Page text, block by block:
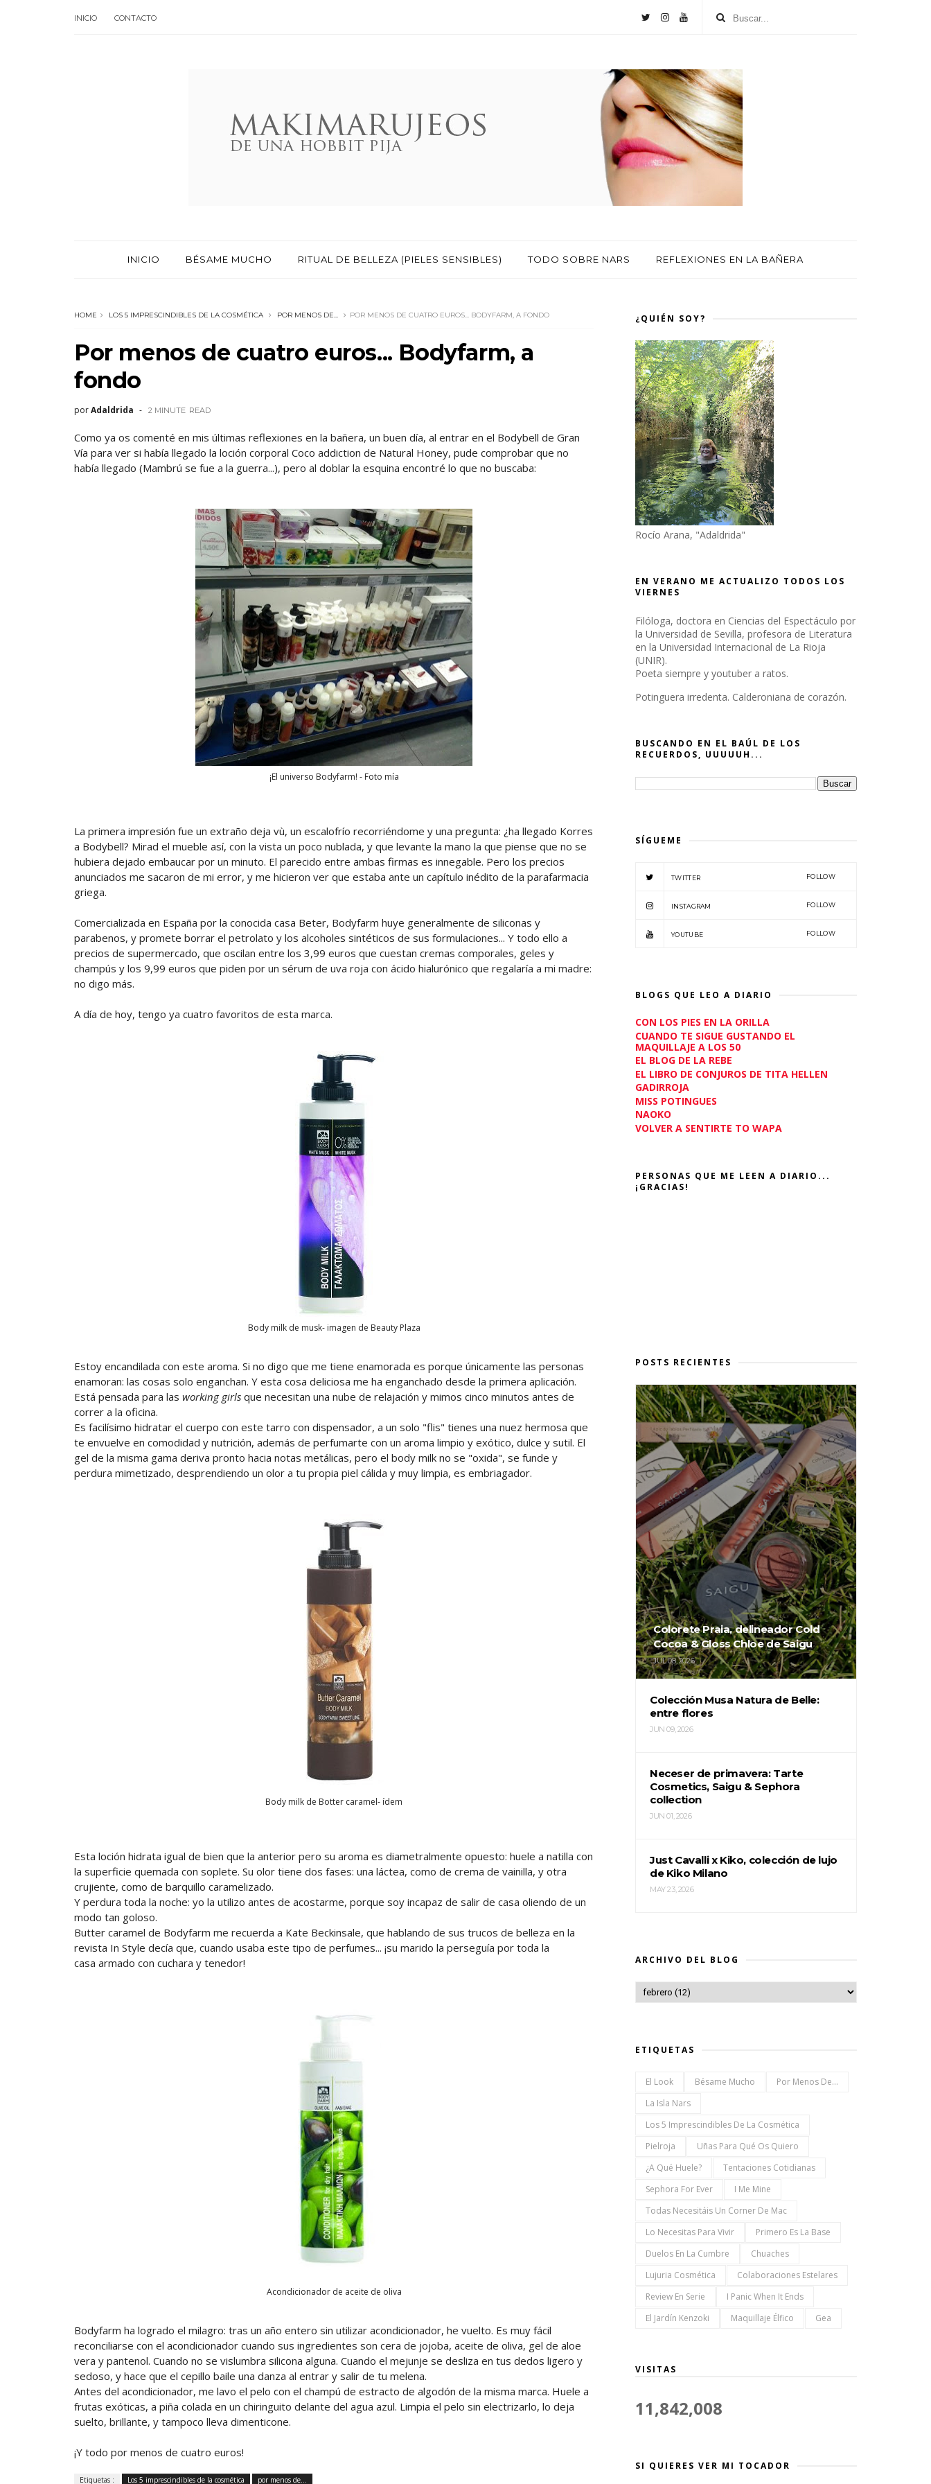
INICIO CONTACTO
INICIO BÉSAME MUCHO RITUAL DE BELLEZA (PIELES SENSIBLES) TODO SOBRE NARS REFLEXIONES EN LA BAÑERA
HOME LOS 5 IMPRESCINDIBLES DE LA COSMÉTICA POR MENOS DE... POR MENOS DE CUATRO EUROS... BODYFARM, A FONDO
Por menos de cuatro euros... Bodyfarm, a
fondo
porAdaldrida 2 MINUTE READ
Como ya os comenté en mis últimas reflexiones en la bañera, un buen día, al entrar en el Bodybell de Gran
Vía para ver si había llegado la loción corporal Coco addiction de Natural Honey, pude comprobar que no
había llegado (Mambrú se fue a la guerra...), pero al doblar la esquina encontré lo que no buscaba:
¡El universo Bodyfarm! - Foto mía
La primera impresión fue un extraño deja vù, un escalofrío recorriéndome y una pregunta: ¿ha llegado Korres
a Bodybell? Mirad el mueble así, con la vista un poco nublada, y que levante la mano la que piense que no se
hubiera dejado embaucar por un minuto. El parecido entre ambas firmas es innegable. Pero los precios
anunciados me sacaron de mi error, y me hicieron ver que estaba ante un capítulo inédito de la parafarmacia
griega.
Comercializada en España por la conocida casa Beter, Bodyfarm huye generalmente de siliconas y
parabenos, y promete borrar el petrolato y los alcoholes sintéticos de sus formulaciones... Y todo ello a
precios de supermercado, que oscilan entre los 3,99 euros que cuestan cremas comporales, geles y
champús y los 9,99 euros que piden por un sérum de uva roja con ácido hialurónico que regalaría a mi madre:
no digo más.
A día de hoy, tengo ya cuatro favoritos de esta marca.
Body milk de musk- imagen de Beauty Plaza
Estoy encandilada con este aroma. Si no digo que me tiene enamorada es porque únicamente las personas
enamoran: las cosas solo enganchan. Y esta cosa deliciosa me ha enganchado desde la primera aplicación.
Está pensada para las working girls que necesitan una nube de relajación y mimos cinco minutos antes de
correr a la oficina.
Es facilísimo hidratar el cuerpo con este tarro con dispensador, a un solo "flis" tienes una nuez hermosa que
te envuelve en comodidad y nutrición, además de perfumarte con un aroma limpio y exótico, dulce y sutil. El
gel de la misma gama deriva pronto hacia notas metálicas, pero el body milk no se "oxida", se funde y
perdura mimetizado, desprendiendo un olor a tu propia piel cálida y muy limpia, es embriagador.
Body milk de Botter caramel- ídem
Esta loción hidrata igual de bien que la anterior pero su aroma es diametralmente opuesto: huele a natilla con
la superficie quemada con soplete. Su olor tiene dos fases: una láctea, como de crema de vainilla, y otra
crujiente, como de barquillo caramelizado.
Y perdura toda la noche: yo la utilizo antes de acostarme, porque soy incapaz de salir de casa oliendo de un
modo tan goloso.
Butter caramel de Bodyfarm me recuerda a Kate Beckinsale, que hablando de sus trucos de belleza en la
revista In Style decía que, cuando usaba este tipo de perfumes... ¡su marido la perseguía por toda la
casa armado con cuchara y tenedor!
Acondicionador de aceite de oliva
Bodyfarm ha logrado el milagro: tras un año entero sin utilizar acondicionador, he vuelto. Es muy fácil
reconciliarse con el acondicionador cuando sus ingredientes son cera de jojoba, aceite de oliva, gel de aloe
vera y pantenol. Cuando no se vislumbra silicona alguna. Cuando el mejunje se desliza en tus dedos ligero y
sedoso, y hace que el cepillo baile una danza al entrar y salir de tu melena.
Antes del acondicionador, me lavo el pelo con el champú de estracto de algodón de la misma marca. Huele a
frutas exóticas, a piña colada en un chiringuito delante del agua azul. Limpia el pelo sin electrizarlo, lo deja
suelto, brillante, y tampoco lleva dimenticone.
¡Y todo por menos de cuatro euros!
Etiquetas : Los 5 imprescindibles de la cosmética por menos de...
¿QUIÉN SOY?
Rocío Arana, "Adaldrida"
EN VERANO ME ACTUALIZO TODOS LOS
VIERNES
Filóloga, doctora en Ciencias del Espectáculo por
la Universidad de Sevilla, profesora de Literatura
en la Universidad Internacional de La Rioja
(UNIR).
Poeta siempre y youtuber a ratos.
Potinguera irredenta. Calderoniana de corazón.
BUSCANDO EN EL BAÚL DE LOS
RECUERDOS, UUUUUH...
SÍGUEME
TWITTER FOLLOW
INSTAGRAM FOLLOW
YOUTUBE FOLLOW
BLOGS QUE LEO A DIARIO
CON LOS PIES EN LA ORILLA
CUANDO TE SIGUE GUSTANDO EL
MAQUILLAJE A LOS 50
EL BLOG DE LA REBE
EL LIBRO DE CONJUROS DE TITA HELLEN
GADIRROJA
MISS POTINGUES
NAOKO
VOLVER A SENTIRTE TO WAPA
PERSONAS QUE ME LEEN A DIARIO...
¡GRACIAS!
POSTS RECIENTES
Colorete Praia, delineador Cold
Cocoa & Gloss Chloe de Saigu
JUL 08, 2026
Colección Musa Natura de Belle:
entre flores
JUN 09, 2026
Neceser de primavera: Tarte
Cosmetics, Saigu & Sephora
collection
JUN 01, 2026
Just Cavalli x Kiko, colección de lujo
de Kiko Milano
MAY 23, 2026
ARCHIVO DEL BLOG
ETIQUETAS
El Look Bésame Mucho
Por Menos De...
La Isla Nars
Los 5 Imprescindibles De La Cosmética
Pielroja
Uñas Para Qué Os Quiero
¿a Qué Huele?
Tentaciones Cotidianas
Sephora For Ever
I Me Mine
Todas Necesitáis Un Corner De Mac
Lo Necesitas Para Vivir
Primero Es La Base
Duelos En La Cumbre
Chuaches
Lujuria Cosmética
Colaboraciones Estelares
Review En Serie
I Panic When It Ends
El Jardín Kenzoki
Maquillaje Élfico Gea
VISITAS
11,842,008
SI QUIERES VER MI TOCADOR